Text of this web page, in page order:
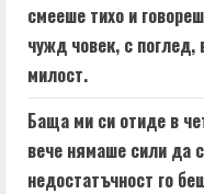
смееше тихо и
чужд човек, с
милост.
Баща ми си отиде в
вече нямаше сили да
недостатъчност го